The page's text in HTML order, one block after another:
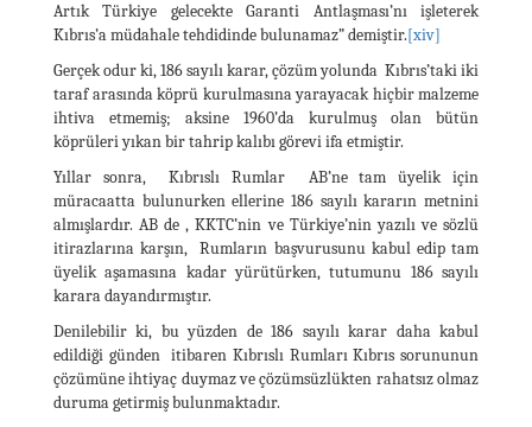
Artık Türkiye gelecekte Garanti Antlaşması’nı işleterek
Kıbrıs’a müdahale tehdidinde bulunamaz” demiştir.[xiv]
Gerçek odur ki, 186 sayılı karar, çözüm yolunda Kıbrıs’taki iki
taraf arasında köprü kurulmasına yarayacak hiçbir malzeme
ihtiva etmemiş; aksine 1960’da kurulmuş olan bütün
köprüleri yıkan bir tahrip kalıbı görevi ifa etmiştir.
Yıllar sonra, Kıbrıslı Rumlar AB’ne tam üyelik için
müracaatta bulunurken ellerine 186 sayılı kararın metnini
almışlardır. AB de , KKTC’nin ve Türkiye’nin yazılı ve sözlü
itirazlarına karşın, Rumların başvurusunu kabul edip tam
üyelik aşamasına kadar yürütürken, tutumunu 186 sayılı
karara dayandırmıştır.
Denilebilir ki, bu yüzden de 186 sayılı karar daha kabul
edildiği günden itibaren Kıbrıslı Rumları Kıbrıs sorununun
çözümüne ihtiyaç duymaz ve çözümsüzlükten rahatsız olmaz
duruma getirmiş bulunmaktadır.